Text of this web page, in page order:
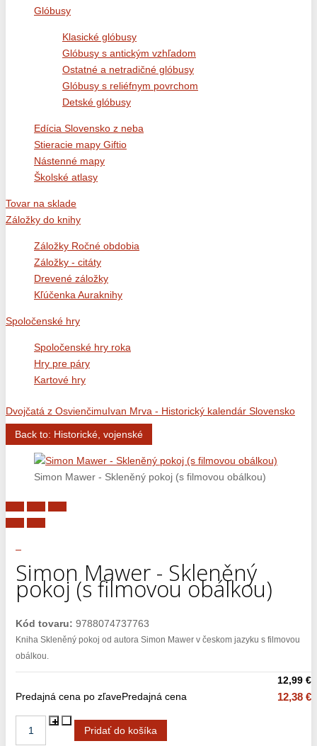
Glóbusy
Klasické glóbusy
Glóbusy s antickým vzhľadom
Ostatné a netradičné glóbusy
Glóbusy s reliéfnym povrchom
Detské glóbusy
Edícia Slovensko z neba
Stieracie mapy Giftio
Nástenné mapy
Školské atlasy
Tovar na sklade
Záložky do knihy
Záložky Ročné obdobia
Záložky - citáty
Drevené záložky
Kľúčenka Auraknihy
Spoločenské hry
Spoločenské hry roka
Hry pre páry
Kartové hry
Dvojčatá z OsvienčimuIvan Mrva - Historický kalendár Slovensko
Back to: Historické, vojenské
Simon Mawer - Skleněný pokoj (s filmovou obálkou)
Simon Mawer - Skleněný
pokoj (s filmovou obálkou)
Kód tovaru: 9788074737763
Kniha Skleněný pokoj od autora Simon Mawer v českom jazyku s filmovou
obálkou.
12,99 €
Predajná cena po zľavePredajná cena 12,38 €